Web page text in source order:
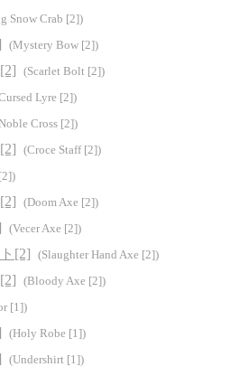
Snow Crab [2])
(Mystery Bow [2])
(Scarlet Bolt [2])
Lyre [2])
Cross [2])
(Croce Staff [2])
(Doom Axe [2])
(Vecer Axe [2])
[2] (Slaughter Hand Axe [2])
(Bloody Axe [2])
[1])
(Holy Robe [1])
(Undershirt [1])